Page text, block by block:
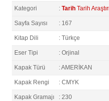
Kategori : Tarih Tarih
Sayfa Sayısı : 167
Kitap Dili : Türkçe
Eser Tipi : Orjinal
Kapak Türü : AMERİKAN
Kapak Rengi : CMYK
Kapak Gramajı : 230